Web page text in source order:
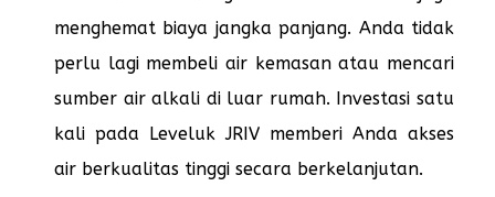
menghemat biaya jangka panjang. Anda tidak
perlu lagi membeli air kemasan atau mencari
sumber air alkali di luar rumah. Investasi satu
kali pada Leveluk JRIV memberi Anda akses
air berkualitas tinggi secara berkelanjutan.